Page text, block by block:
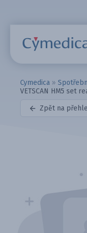
Cymedica »
VETSCAN HM5 set
Zpět na